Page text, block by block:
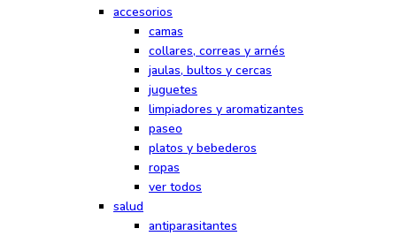
accesorios
camas
collares, correas y arnés
jaulas, bultos y cercas
juguetes
limpiadores y aromatizantes
paseo
platos y bebederos
ropas
ver todos
salud
antiparasitantes